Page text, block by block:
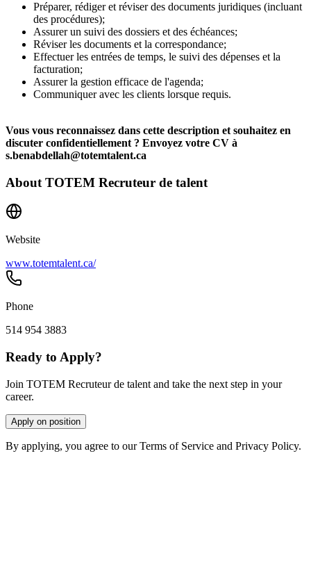
Préparer, rédiger et réviser des documents juridiques (incluant
des procédures);
Assurer un suivi des dossiers et des échéances;
Réviser les documents et la correspondance;
Effectuer les entrées de temps, le suivi des dépenses et la
facturation;
Assurer la gestion efficace de l'agenda;
Communiquer avec les clients lorsque requis.
Vous vous reconnaissez dans cette description et souhaitez en
discuter confidentiellement ? Envoyez votre CV à
s.benabdellah@totemtalent.ca
About TOTEM Recruteur de talent
Website
www.totemtalent.ca/
Phone
514 954 3883
Ready to Apply?
Join TOTEM Recruteur de talent and take the next step in your
career.
Apply on position
By applying, you agree to our Terms of Service and Privacy Policy.